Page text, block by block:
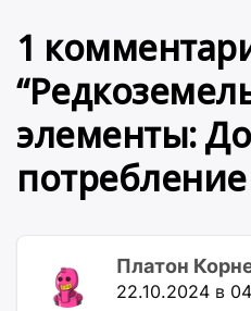
1
“
элементы:
Платон
22.10.2024 в